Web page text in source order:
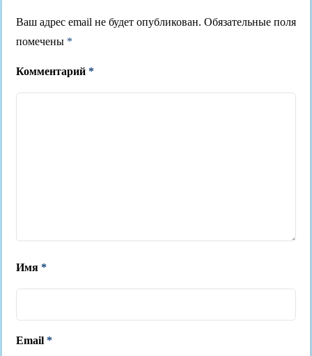
Ваш адрес email не будет опубликован. Обязательные поля
помечены *
Комментарий *
Имя *
Email *